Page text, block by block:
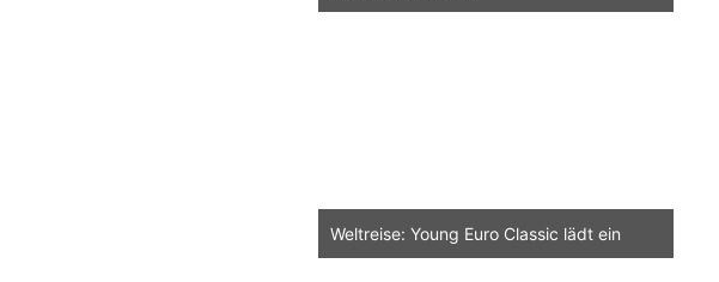
Weltreise: Young Euro Classic lädt ein